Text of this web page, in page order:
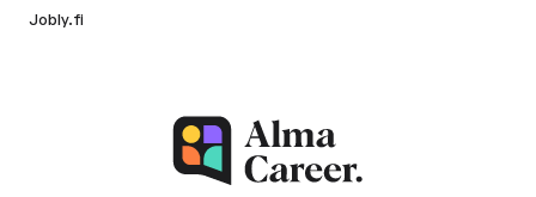
Jobly.fi